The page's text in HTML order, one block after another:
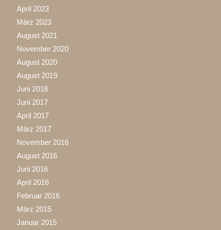
April 2023
März 2023
August 2021
November 2020
August 2020
August 2019
Juni 2018
Juni 2017
April 2017
März 2017
November 2016
August 2016
Juni 2016
April 2016
Februar 2016
März 2015
Januar 2015